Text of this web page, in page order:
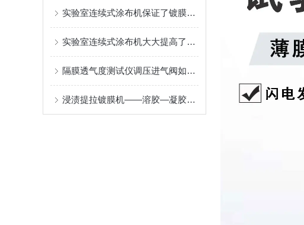
实验室连续式涂布机保证了镀膜的效果、均匀性和稳定性
实验室连续式涂布机大大提高了镀膜的重现性
隔膜透气度测试仪调压进气阀如何精准调节？
浸渍提拉镀膜机——溶胶—凝胶提拉成膜原理与光学及功能涂层应用